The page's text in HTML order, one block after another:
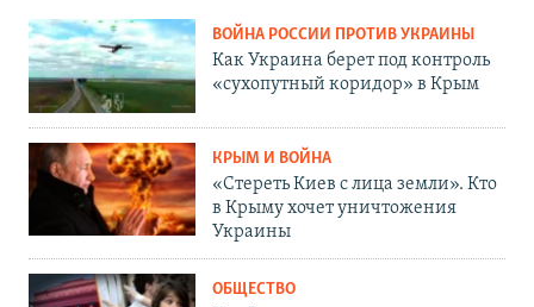
ВОЙНА РОССИИ ПРОТИВ УКРАИНЫ
Как Украина берет под контроль
«сухопутный коридор» в Крым
КРЫМ И ВОЙНА
«Стереть Киев с лица земли». Кто
в Крыму хочет уничтожения
Украины
ОБЩЕСТВО